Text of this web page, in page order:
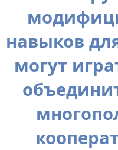
навыков
могут